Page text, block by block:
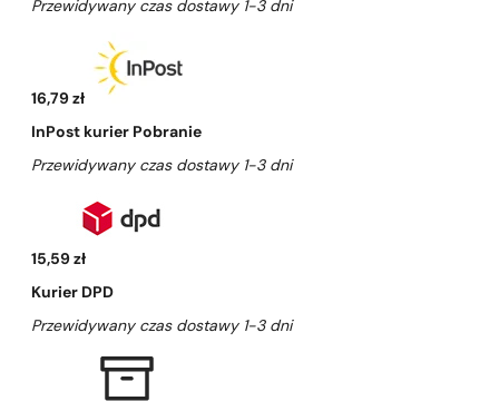
Przewidywany czas dostawy 1-3 dni
16,79 zł
InPost kurier Pobranie
Przewidywany czas dostawy 1-3 dni
15,59 zł
Kurier DPD
Przewidywany czas dostawy 1-3 dni